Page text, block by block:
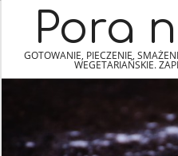
content
NavigationPora
GOTOWANIE, PIECZENIE,
WEGETARIAŃSKIE.